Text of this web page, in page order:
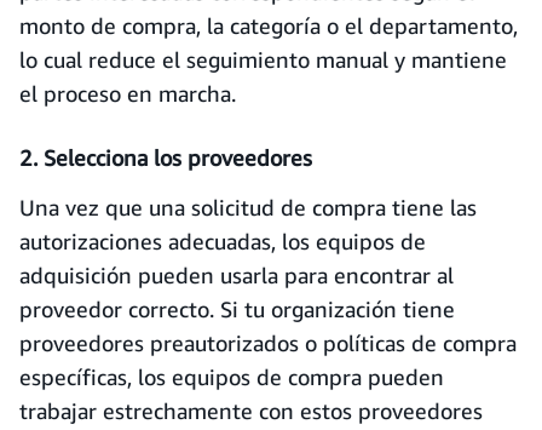
monto de compra, la categoría o el departamento,
lo cual reduce el seguimiento manual y mantiene
el proceso en marcha.
2. Selecciona los proveedores
Una vez que una solicitud de compra tiene las
autorizaciones adecuadas, los equipos de
adquisición pueden usarla para encontrar al
proveedor correcto. Si tu organización tiene
proveedores preautorizados o políticas de compra
específicas, los equipos de compra pueden
trabajar estrechamente con estos proveedores